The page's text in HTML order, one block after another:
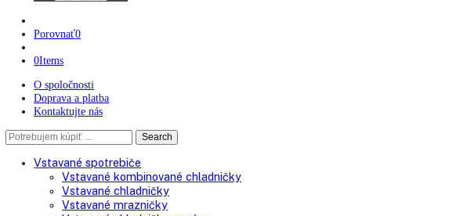
Labozóna
Porovnať0
0Items
O spoločnosti
Kontaktujte nás
Search